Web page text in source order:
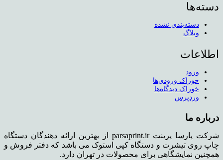
دسته‌ها
دسته‌بندی نشده
وبلاگ
اطلاعات
ورود
خوراک ورودی‌ها
خوراک دیدگاه‌ها
وردپرس
درباره ما
شرکت پارسا پرینت parsaprint.ir از بهترین ارائه دهندگان دستگاه
چاپ روی تیشرت و دستگاه کپی استوک می باشد که دفتر فروش و
همچنین نمایشگاهی برای محصولات در تهران دارد.